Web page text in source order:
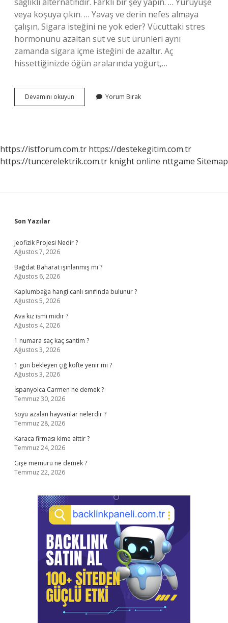
veya koşuya çıkın. … Yavaş ve derin nefes almaya
çalışın. Sigara isteğini ne yok eder? Vücuttaki stres
hormonunu azaltan süt ve süt ürünleri aynı
zamanda sigara içme isteğini de azaltır. Aç
hissettiğinizde öğün aralarında yoğurt,…
Devamını okuyun
En
Yorum Bırak
https://istforum.com.tr https://destekegitim.com.tr
https://tuncerelektrik.com.tr knight online nttgame Sitemap
Sidebar
Son Yazılar
Jeofizik Projesi Nedir ?
Ağustos 7, 2026
Bağdat Baharat ışınlanmış mı ?
Ağustos 6, 2026
Kaplumbağa hangi canlı sınıfında bulunur ?
Ağustos 5, 2026
Ava kız ismi midir ?
Ağustos 4, 2026
1 numara saç kaç santim ?
Ağustos 3, 2026
1 gün bekleyen çiğ köfte yenir mi ?
Ağustos 3, 2026
İspanyolca Carmen ne demek ?
Temmuz 30, 2026
Soyu azalan hayvanlar nelerdir ?
Temmuz 28, 2026
Karaca firması kime aittir ?
Temmuz 24, 2026
Gişe memuru ne demek ?
Temmuz 22, 2026